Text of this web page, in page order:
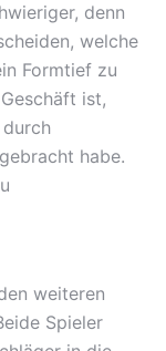
denn
welche
Formtief zu
ist,
habe.
weiteren
Spieler